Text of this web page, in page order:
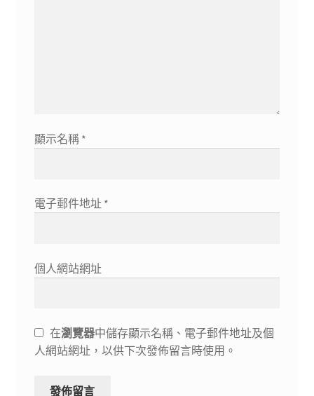
顯示名稱 *
電子郵件地址 *
個人網站網址
在瀏覽器中儲存顯示名稱、電子郵件地址及個
人網站網址，以供下次發佈留言時使用。